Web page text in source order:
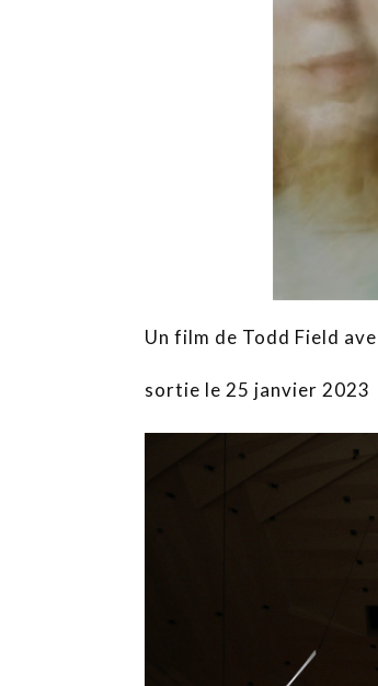
Un film de Todd Field
sortie le 25 janvier 2023